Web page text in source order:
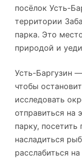
посёлок Усть-
территории
парка. Это
природой и
Усть-Баргузин
чтобы
исследовать
отправиться на
парку, посетить
насладиться
расслабиться